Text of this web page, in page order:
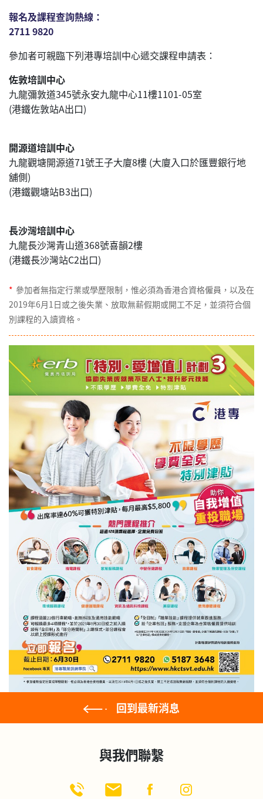
報名及課程查詢熱線：
2711 9820
參加者可親臨下列港專培訓中心遞交課程申請表：
佐敦培訓中心
九龍彌敦道345號永安九龍中心11樓1101-05室
(港鐵佐敦站A出口)
開源道培訓中心
九龍觀塘開源道71號王子大廈8樓 (大廈入口於匯豐銀行地
舖側)
(港鐵觀塘站B3出口)
長沙灣培訓中心
九龍長沙灣青山道368號喜韻2樓
(港鐵長沙灣站C2出口)
* 參加者無指定行業或學歷限制，惟必須為香港合資格僱員，以及在
2019年6月1日或之後失業、放取無薪假期或開工不足，並須符合個
別課程的入讀資格。
回到最新消息
與我們聯繫